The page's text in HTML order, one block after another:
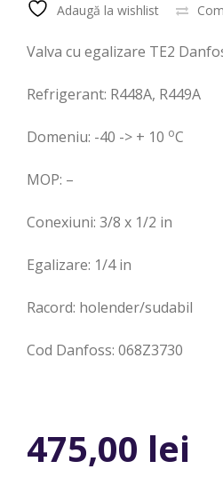
Adaugă la wishlist
Valva cu egalizare TE2
Refrigerant: R448A, R449A
Domeniu: -40 -> + 10 oC
MOP: –
Conexiuni: 3/8 x 1/2 in
Egalizare: 1/4 in
Racord: holender/sudabil
Cod Danfoss: 068Z3730
475,00 lei